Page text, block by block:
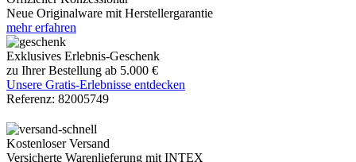
Neue Originalware mit Herstellergarantie
mehr erfahren
Exklusives Erlebnis-Geschenk
zu Ihrer Bestellung ab 5.000 €
Unsere Gratis-Erlebnisse entdecken
Referenz: 82005749
Kostenloser Versand
Versicherte Warenlieferung mit INTEX